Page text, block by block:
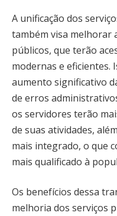
A unificação dos
também visa melhorar
públicos, que terão
modernas e eficientes.
aumento significativo
de erros
os servidores terão
de suas atividades,
mais integrado, o que
mais qualificado à
Os benefícios dessa
melhoria dos serviços